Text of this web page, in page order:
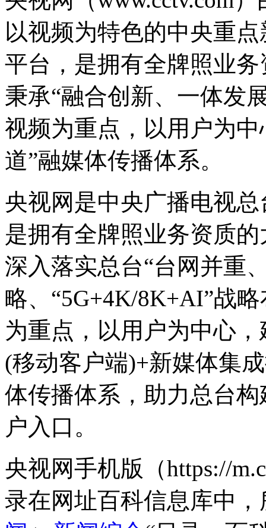
以视频为特色的中央重
平台，是拥有全牌照业
秉承“融合创新、一体发
视频为重点，以用户为
道”融媒体传播体系。
央视网是中央广播电视
是拥有全牌照业务资质
深入落实总台“台网并重
略、“5G+4K/8K+AI”战
为重点，以用户为中心
(移动客户端)+新媒体集
体传播体系，助力总台
户入口。
央视网手机版（https://
录在网址百科信息库中